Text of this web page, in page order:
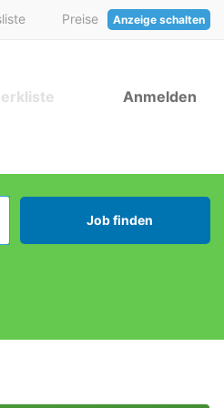
Anzeige schalten
Preise
Anmelden
aktuellen Ort verwenden
Job finden